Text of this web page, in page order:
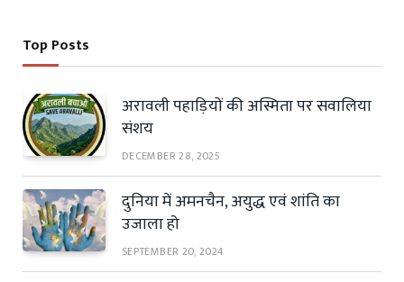
Top Posts
अरावली पहाड़ियों की अस्मिता पर सवालिया
संशय
DECEMBER 28, 2025
दुनिया में अमनचैन, अयुद्ध एवं शांति का
उजाला हो
SEPTEMBER 20, 2024